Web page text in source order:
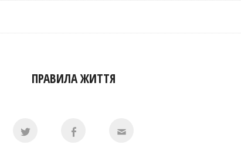
ПРАВИЛА ЖИТТЯ